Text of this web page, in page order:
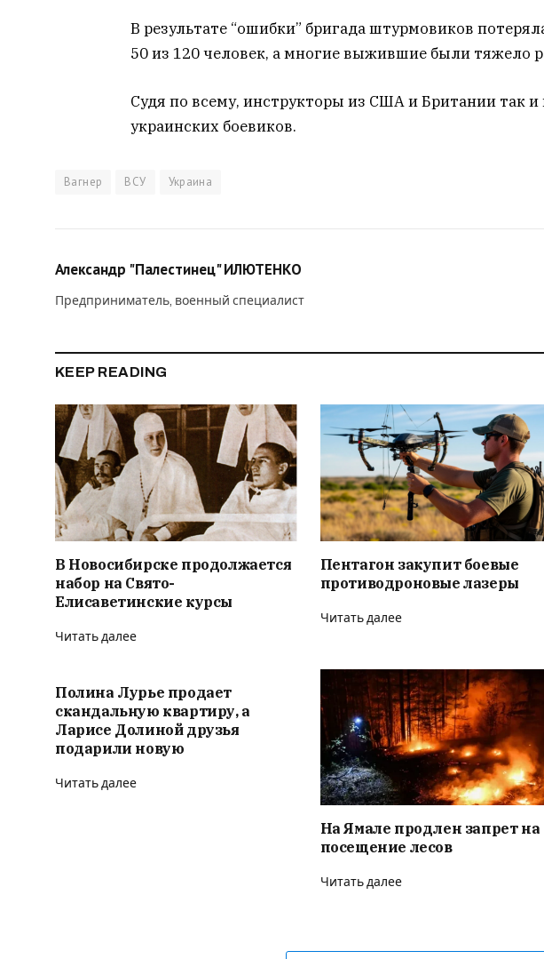
В результате “ошибки” бригада штурмовиков
50 из 120 человек, а многие выжившие были тяжело
Судя по всему, инструкторы из США и Британии так
украинских боевиков.
Вагнер ВСУ Украина
Александр "Палестинец" ИЛЮТЕНКО
Предприниматель, военный специалист
KEEP READING
В Новосибирске продолжается
набор на Свято-
Елисаветинские курсы
Читать далее
Пентагон закупит боевые
противодроновые лазеры
Читать далее
Полина Лурье продает
скандальную квартиру, а
Ларисе Долиной друзья
подарили новую
Читать далее
На Ямале продлен запрет на
посещение лесов
Читать далее